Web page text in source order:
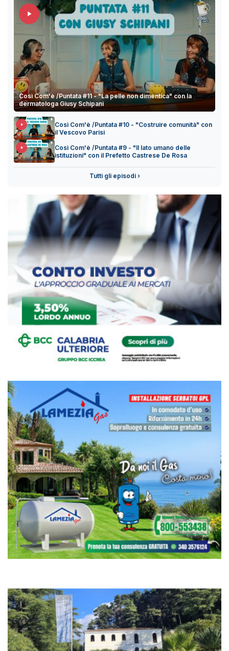
Così Com'è /Puntata #11 - "La pelle non dimentica" con la
dermatologa Giusy Schipani
Così Com'è /Puntata #10 - "Costruire comunità" con
il Vescovo Parisi
Così Com'è /Puntata #9 - "Il lato umano delle
istituzioni" con il Prefetto Castrese De Rosa
Tutti gli episodi ›